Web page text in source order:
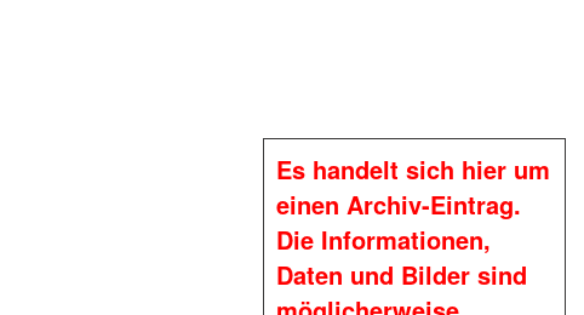
Es handelt sich hier um
einen Archiv-Eintrag.
Die Informationen,
Daten und Bilder sind